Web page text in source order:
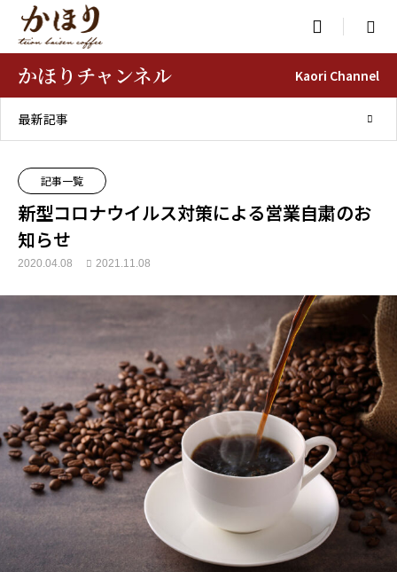

かほりチャンネル Kaori Channel
最新記事
記事一覧
新型コロナウイルス対策による営業自粛のお
知らせ
2020.04.08 2021.11.08